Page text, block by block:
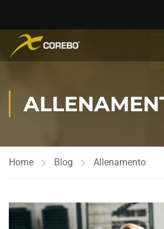
Home Blog Allenamento